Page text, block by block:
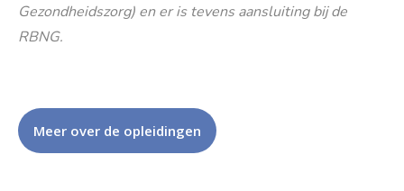
Gezondheidszorg) en er is tevens aansluiting bij de
RBNG.
Meer over de opleidingen